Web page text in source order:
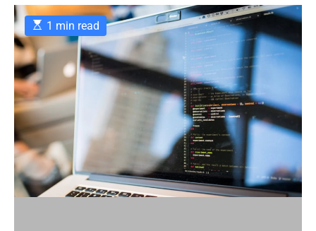
E
s
t
i
m
a
t
e
d
r
e
a
d
i
m
1 min read